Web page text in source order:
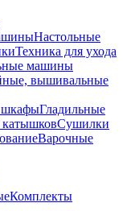
Настольные
Техника для ухода
машины
вышивальные
Гладильные
Сушилки
Варочные
Комплекты